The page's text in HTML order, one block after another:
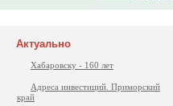
Актуально
Хабаровску - 160 лет
Адреса инвестиций. Приморский
край